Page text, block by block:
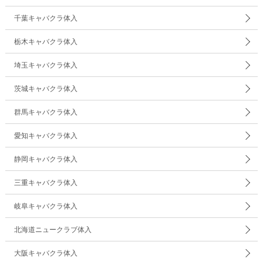
千葉キャバクラ体入
栃木キャバクラ体入
埼玉キャバクラ体入
茨城キャバクラ体入
群馬キャバクラ体入
愛知キャバクラ体入
静岡キャバクラ体入
三重キャバクラ体入
岐阜キャバクラ体入
北海道ニュークラブ体入
大阪キャバクラ体入